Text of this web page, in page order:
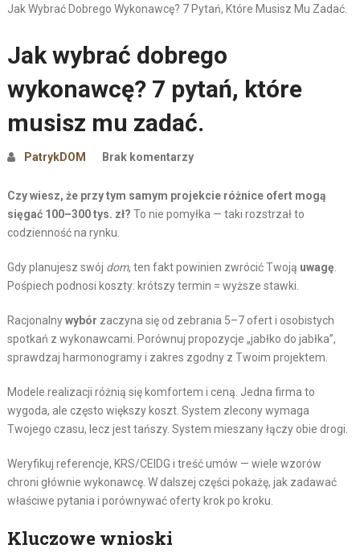
Jak Wybrać Dobrego Wykonawcę? 7 Pytań, Które Musisz Mu Zadać.
Jak wybrać dobrego
wykonawcę? 7 pytań, które
musisz mu zadać.
PatrykDOM Brak komentarzy
Czy wiesz, że przy tym samym projekcie różnice ofert mogą
sięgać 100–300 tys. zł? To nie pomyłka — taki rozstrzał to
codzienność na rynku.
Gdy planujesz swój dom, ten fakt powinien zwrócić Twoją uwagę.
Pośpiech podnosi koszty: krótszy termin = wyższe stawki.
Racjonalnywybór zaczyna się od zebrania 5–7 ofert i osobistych
spotkań z wykonawcami. Porównuj propozycje „jabłko do jabłka”,
sprawdzaj harmonogramy i zakres zgodny z Twoim projektem.
Modele realizacji różnią się komfortem i ceną. Jedna firma to
wygoda, ale często większy koszt. System zlecony wymaga
Twojego czasu, lecz jest tańszy. System mieszany łączy obie drogi.
Weryfikuj referencje, KRS/CEIDG i treść umów — wiele wzorów
chroni głównie wykonawcę. W dalszej części pokażę, jak zadawać
właściwe pytania i porównywać oferty krok po kroku.
Kluczowe wnioski